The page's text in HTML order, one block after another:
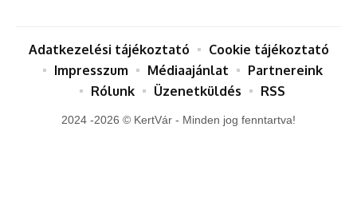
2024 -2026 © KertVár - Minden jog fenntartva!
Adatkezelési tájékoztató
Cookie tájékoztató
Impresszum
Médiaajánlat
Partnereink
Rólunk
Üzenetküldés RSS